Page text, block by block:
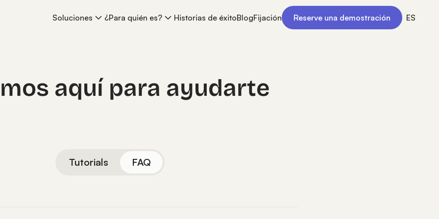
Soluciones ¿Para quién es? Historias de éxitoBlogFijación Reserve una demostración ES
aquí para ayudarte
Tutorials FAQ